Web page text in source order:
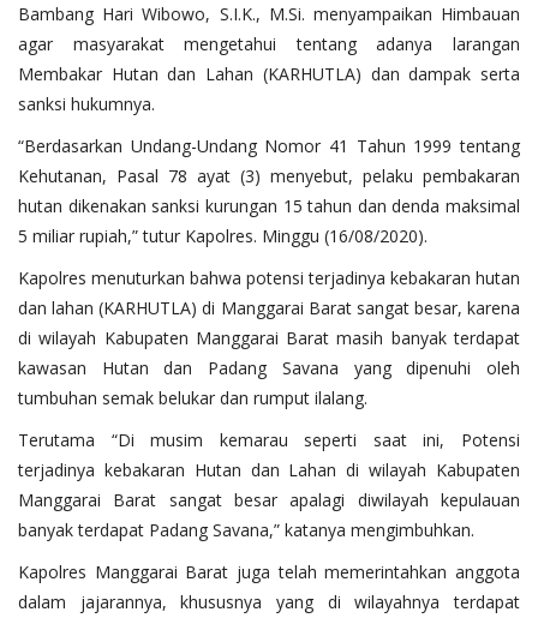
Bambang Hari Wibowo, S.I.K., M.Si. menyampaikan Himbauan
agar masyarakat mengetahui tentang adanya larangan
Membakar Hutan dan Lahan (KARHUTLA) dan dampak serta
sanksi hukumnya.
“Berdasarkan Undang-Undang Nomor 41 Tahun 1999 tentang
Kehutanan, Pasal 78 ayat (3) menyebut, pelaku pembakaran
hutan dikenakan sanksi kurungan 15 tahun dan denda maksimal
5 miliar rupiah,” tutur Kapolres. Minggu (16/08/2020).
Kapolres menuturkan bahwa potensi terjadinya kebakaran hutan
dan lahan (KARHUTLA) di Manggarai Barat sangat besar, karena
di wilayah Kabupaten Manggarai Barat masih banyak terdapat
kawasan Hutan dan Padang Savana yang dipenuhi oleh
tumbuhan semak belukar dan rumput ilalang.
Terutama “Di musim kemarau seperti saat ini, Potensi
terjadinya kebakaran Hutan dan Lahan di wilayah Kabupaten
Manggarai Barat sangat besar apalagi diwilayah kepulauan
banyak terdapat Padang Savana,” katanya mengimbuhkan.
Kapolres Manggarai Barat juga telah memerintahkan anggota
dalam jajarannya, khususnya yang di wilayahnya terdapat